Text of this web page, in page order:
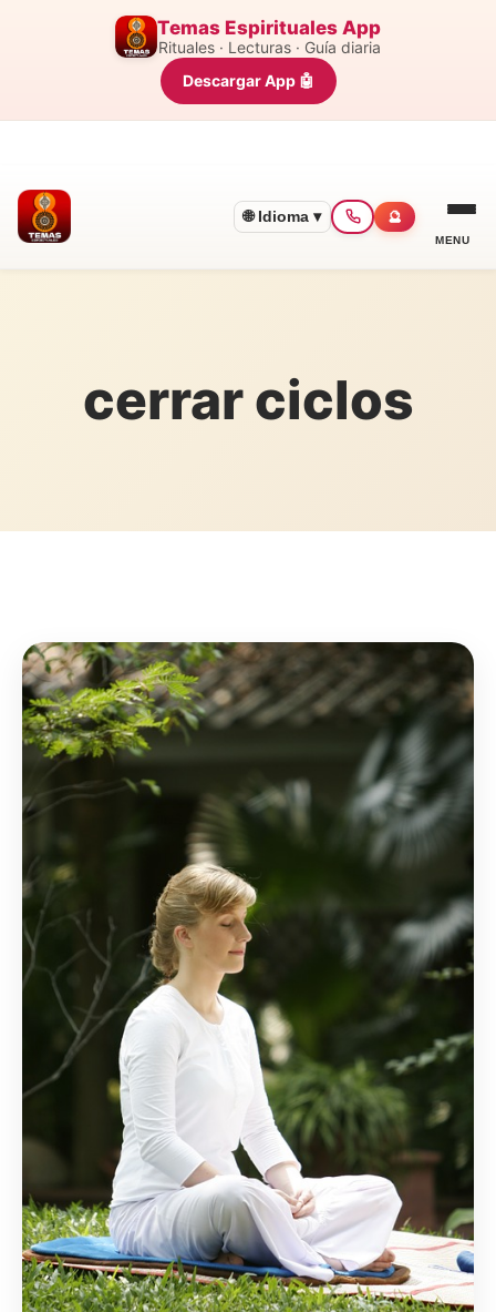
Temas Espirituales App
Rituales · Lecturas · Guía diaria
Descargar App 🤖
🌐 Idioma ▾ 🔮
MENU
cerrar ciclos